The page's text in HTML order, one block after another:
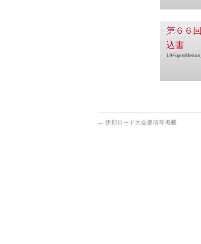
第６６
込書
← 伊那ロード大会要項等掲載